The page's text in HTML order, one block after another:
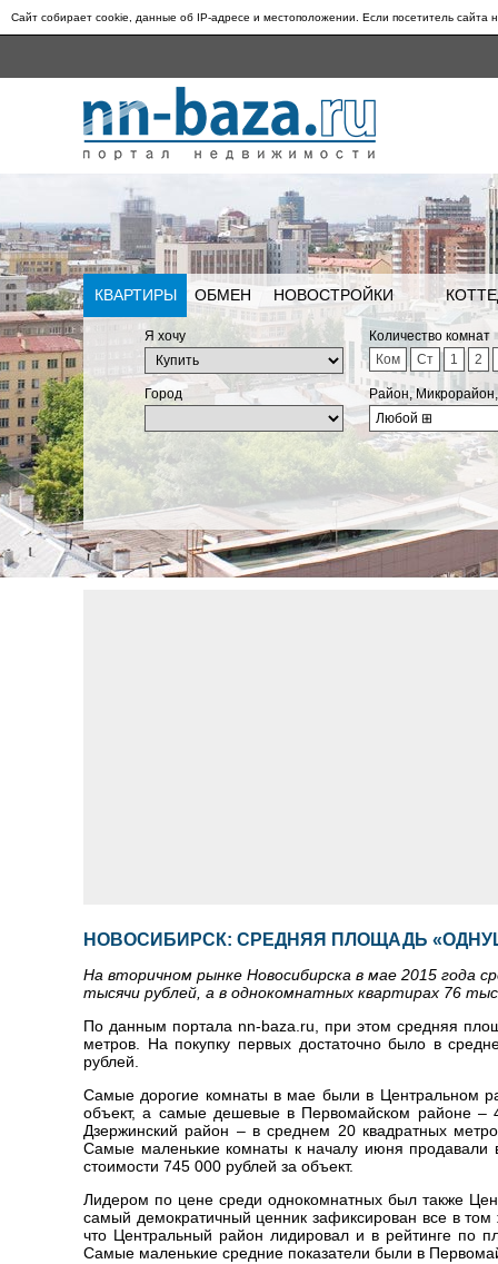
Сайт собирает cookie, данные об IP-адресе и местоположении. Если посетитель сайта
КВАРТИРЫ ОБМЕН НОВОСТРОЙКИ
Я хочу
Количество комнат
Ком
Ст 1 2
Город
Район,
Любой ⊞
НОВОСИБИРСК: СРЕДНЯЯ ПЛОЩАДЬ
На вторичном рынке Новосибирска в мае 2015 года
тысячи рублей, а в однокомнатных квартирах 76
По данным портала nn-baza.ru, при этом средняя
метров. На покупку первых достаточно было в
рублей.
Самые дорогие комнаты в мае были в Центральном
объект, а самые дешевые в Первомайском районе
Дзержинский район – в среднем 20 квадратных
Самые маленькие комнаты к началу июня продавали
стоимости 745 000 рублей за объект.
Лидером по цене среди однокомнатных был также
самый демократичный ценник зафиксирован все в
что Центральный район лидировал и в рейтинге по
Самые маленькие средние показатели были в